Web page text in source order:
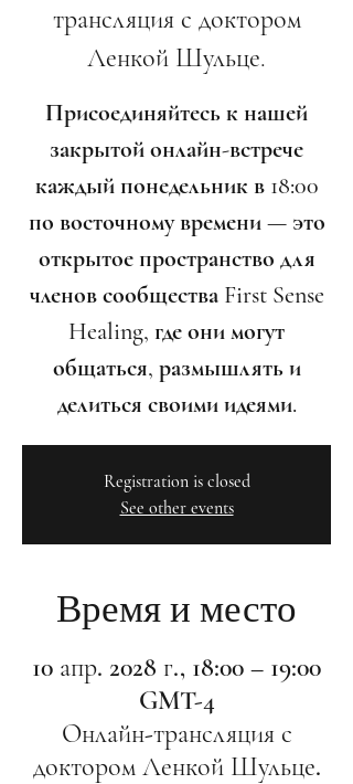
трансляция с доктором
Ленкой Шульце.
Присоединяйтесь к нашей
закрытой онлайн-встрече
каждый понедельник в 18:00
по восточному времени — это
открытое пространство для
членов сообщества First Sense
Healing, где они могут
общаться, размышлять и
делиться своими идеями.
Registration is closed
See other events
Время и место
10 апр. 2028 г., 18:00 – 19:00
GMT-4
Онлайн-трансляция с
доктором Ленкой Шульце.